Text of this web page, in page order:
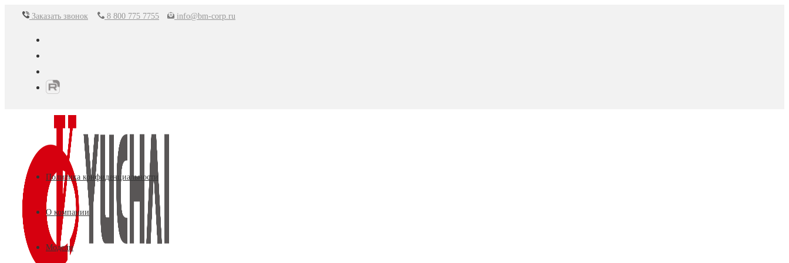
Перейти
Заказать звонок 8 800 775 7755 info@bm-corp.ru
Политика конфиденциальности
О компании
Модели